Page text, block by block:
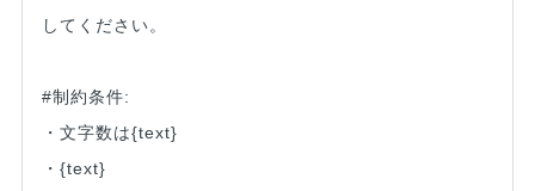
してください。
#制約条件:
・文字数は{text}
・{text}